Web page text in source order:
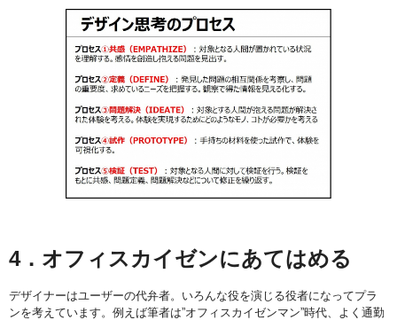
4．オフィスカイゼンにあてはめる
デザイナーはユーザーの代弁者。いろんな役を演じる役者になってプラ
ンを考えています。例えば筆者は”オフィスカイゼンマン”時代、よく通勤